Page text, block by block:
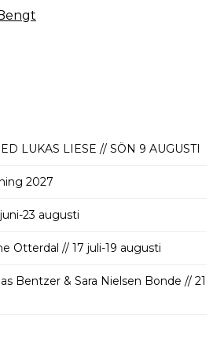
LUKAS LIESE // SÖN 9 AUGUSTI
2027
23 augusti
Otterdal // 17 juli-19 augusti
Bentzer & Sara Nielsen Bonde // 21